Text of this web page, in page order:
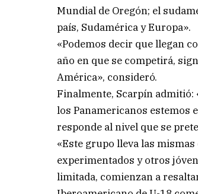
Mundial de Oregón; el
país, Sudamérica y Europa».
«Podemos decir que llegan
año en que se competirá,
América», consideró.
Finalmente, Scarpín admitió:
los Panamericanos estemos
responde al nivel que se
«Este grupo lleva las
experimentados y otros
limitada, comienzan a